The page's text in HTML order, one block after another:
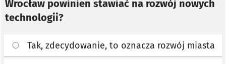
Wrocław powinien stawiać na rozwój nowych
technologii?
Tak, zdecydowanie, to oznacza rozwój miasta